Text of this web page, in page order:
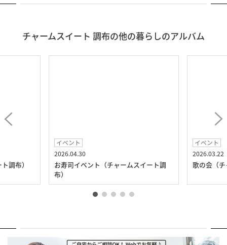
チャームスイート 調布の他の暮らしのアルバム
調布）
イベント
2026.04.30
お寿司イベント（チャームスイート調
布）
イベント
2026.03.22
歌の会（